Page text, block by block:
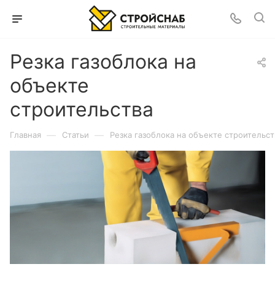
Резка газоблока на
объекте
строительства
Главная — Статьи — Резка газоблока на объекте